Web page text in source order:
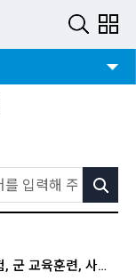
검색
2026학년도 2학기 군 학점인정(군 복무경험, 군 교육훈련, 사회복무요원) 안내